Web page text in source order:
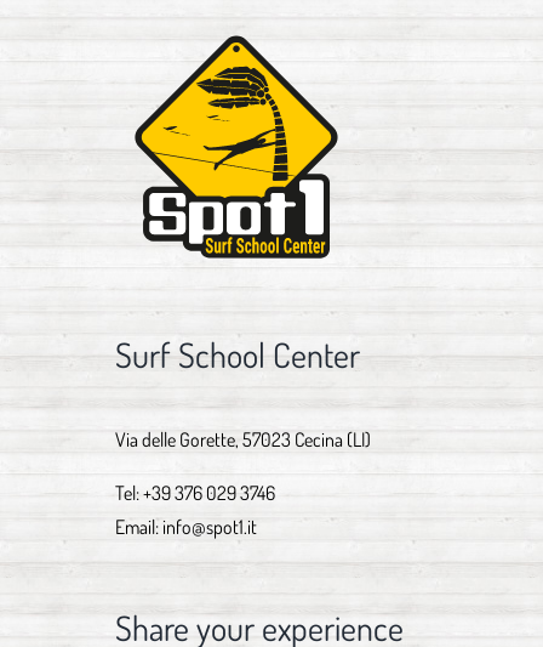
Surf School Center
Via delle Gorette, 57023 Cecina (LI)
Tel:+39 376 029 3746
Email: info@spot1.it
Share your experience